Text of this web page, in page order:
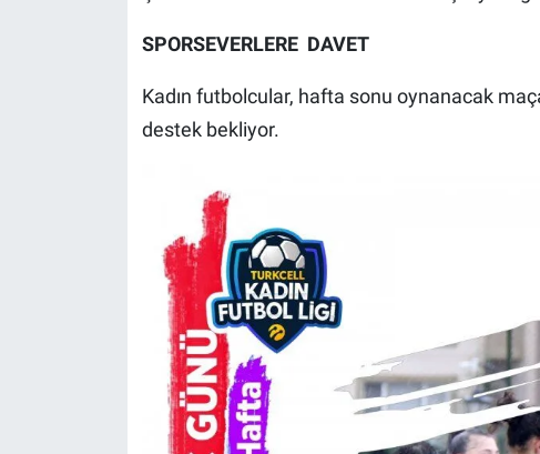
SPORSEVERLERE DAVET
Kadın futbolcular, hafta sonu oynanacak
destek bekliyor.